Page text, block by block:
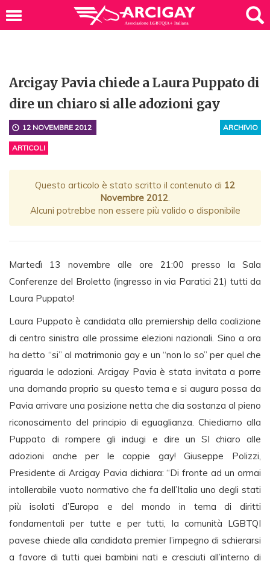
Arcigay Pavia chiede a Laura Puppato di
dire un chiaro si alle adozioni gay
ARCHIVIO
12 NOVEMBRE 2012
ARTICOLI
Questo articolo è stato scritto il contenuto di 12
Novembre 2012.
Alcuni potrebbe non essere più valido o disponibile
Martedì 13 novembre alle ore 21:00 presso la Sala
Conferenze del Broletto (ingresso in via Paratici 21) tutti da
Laura Puppato!
Laura Puppato è candidata alla premiership della coalizione
di centro sinistra alle prossime elezioni nazionali. Sino a ora
ha detto “si” al matrimonio gay e un “non lo so” per quel che
riguarda le adozioni. Arcigay Pavia è stata invitata a porre
una domanda proprio su questo tema e si augura possa da
Pavia arrivare una posizione netta che dia sostanza al pieno
riconoscimento del principio di eguaglianza. Chiediamo alla
Puppato di rompere gli indugi e dire un SI chiaro alle
adozioni anche per le coppie gay! Giuseppe Polizzi,
Presidente di Arcigay Pavia dichiara: “Di fronte ad un ormai
intollerabile vuoto normativo che fa dell’Italia uno degli stati
più isolati d’Europa e del mondo in tema di diritti
fondamentali per tutte e per tutti, la comunità LGBTQI
pavese chiede alla candidata premier l’impegno di schierarsi
a favore di tutti quei bambini nati e cresciuti all’interno di